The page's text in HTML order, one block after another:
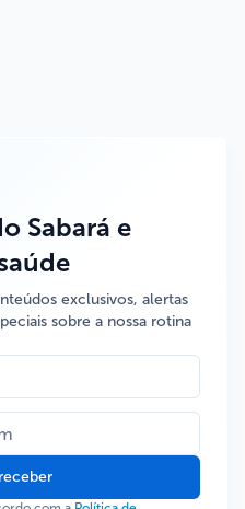
Sabará e
exclusivos, alertas
sobre a nossa rotina